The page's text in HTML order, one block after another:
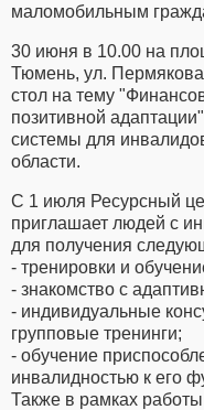
маломобильным
30 июня в 10.00 на
Тюмень, ул.
стол на тему
позитивной
системы для
области.
С 1 июля Ресурсный
приглашает людей с
для получения
- тренировки и
- знакомство с
- индивидуальные
групповые тренинги;
- обучение
инвалидностью к его
Также в рамках